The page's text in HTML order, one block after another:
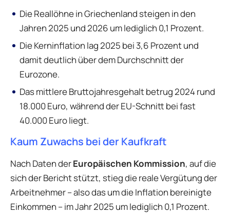
Die Reallöhne in Griechenland steigen in den
Jahren 2025 und 2026 um lediglich 0,1 Prozent.
Die Kerninflation lag 2025 bei 3,6 Prozent und
damit deutlich über dem Durchschnitt der
Eurozone.
Das mittlere Bruttojahresgehalt betrug 2024 rund
18.000 Euro, während der EU-Schnitt bei fast
40.000 Euro liegt.
Kaum Zuwachs bei der Kaufkraft
Nach Daten derEuropäischen Kommission, auf die
sich der Bericht stützt, stieg die reale Vergütung der
Arbeitnehmer – also das um die Inflation bereinigte
Einkommen – im Jahr 2025 um lediglich 0,1 Prozent.